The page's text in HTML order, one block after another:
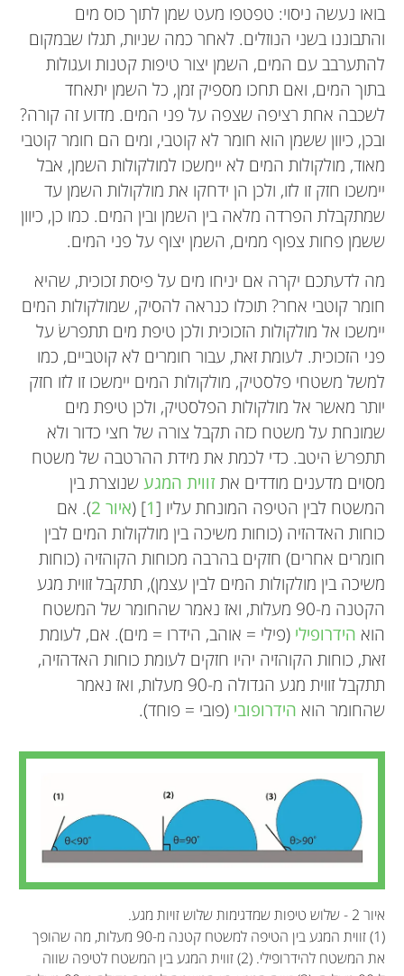
בואו נעשה ניסוי: טפטפו מעט שמן לתוך כוס מים
והתבוננו בשני הנוזלים. לאחר כמה שניות, תגלו שבמקום
להתערבב עם המים, השמן יצור טיפות קטנות ועגולות
בתוך המים, ואם תחכו מספיק זמן, כל השמן יתאחד
לשכבה אחת רציפה שצפה על פני המים. מדוע זה קורה?
ובכן, כיוון ששמן הוא חומר לא קוטבי, ומים הם חומר קוטבי
מאוד, מולקולות המים לא יימשכו למולקולות השמן, אבל
יימשכו חזק זו לזו, ולכן הן ידחקו את מולקולות השמן עד
שמתקבלת הפרדה מלאה בין השמן ובין המים. כמו כן, כיוון
ששמן פחות צפוף ממים, השמן יצוף על פני המים.
מה לדעתכם יקרה אם יניחו מים על פיסת זכוכית, שהיא
חומר קוטבי אחר? תוכלו כנראה להסיק, שמולקולות המים
יימשכו אל מולקולות הזכוכית ולכן טיפת מים תתפרשׂ על
פני הזכוכית. לעומת זאת, עבור חומרים לא קוטביים, כמו
למשל משטחי פלסטיק, מולקולות המים יימשכו זו לזו חזק
יותר מאשר אל מולקולות הפלסטיק, ולכן טיפת מים
שמונחת על משטח כזה תקבל צורה של חצי כדור ולא
תתפרשׂ היטב. כדי לכמת את מידת ההרטבה של משטח
מסוים מדענים מודדים אתזווית המגעשנוצרת בין
המשטח לבין הטיפה המונחת עליו [1
] (איור 2 ). אם
כוחות האדהזיה (כוחות משיכה בין מולקולות המים לבין
חומרים אחרים) חזקים בהרבה מכוחות הקוהזיה (כוחות
משיכה בין מולקולות המים לבין עצמן), תתקבל זווית מגע
הקטנה מ-90 מעלות, ואז נאמר שהחומר של המשטח
הוא הידרופילי (פילי = אוהב, הידרו = מים). אם, לעומת
זאת, כוחות הקוהזיה יהיו חזקים לעומת כוחות האדהזיה,
תתקבל זווית מגע הגדולה מ-90 מעלות, ואז נאמר
שהחומר הוא הידרופובי (פובי = פוחד).
איור 2 - שלוש טיפות שמדגימות שלוש זויות מגע.
(1) זווית המגע בין הטיפה למשטח קטנה מ-90 מעלות, מה שהופך
את המשטח להידרופילי. (2) זווית המגע בין המשטח לטיפה שווה